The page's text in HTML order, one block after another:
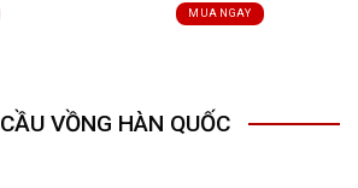
was:
280,000₫.
MUA NGAY
VỒNG HÀN QUỐC